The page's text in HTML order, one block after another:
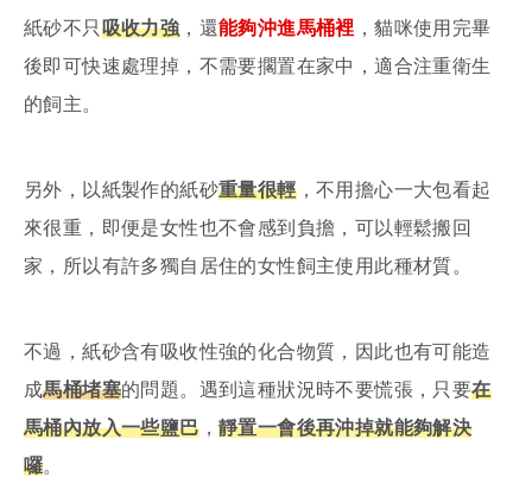
紙砂不只 吸收力強 ，還能夠沖進馬桶裡 ，貓咪使用完畢
後即可快速處理掉，不需要擱置在家中，適合注重衛生
的飼主。
另外，以紙製作的紙砂重量很輕，不用擔心一大包看起
來很重，即便是女性也不會感到負擔，可以輕鬆搬回
家，所以有許多獨自居住的女性飼主使用此種材質。
不過，紙砂含有吸收性強的化合物質，因此也有可能造
成馬桶堵塞的問題。遇到這種狀況時不要慌張，只要在
馬桶內放入一些鹽巴，靜置一會後再沖掉就能夠解決
囉。